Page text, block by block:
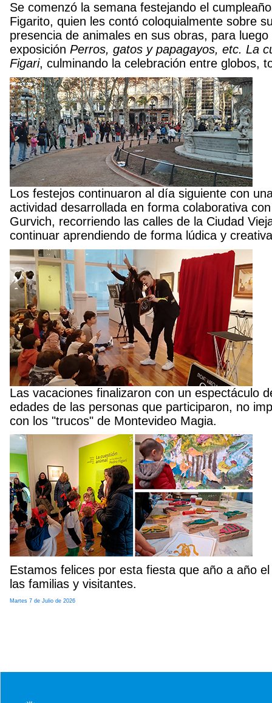
Se comenzó la semana festejando el
Figarito, quien les contó coloquialmente sobre
presencia de animales en sus obras, para
exposición Perros, gatos y papagayos, etc. La
Figari, culminando la celebración entre globos,
Los festejos continuaron al día siguiente con
actividad desarrollada en forma colaborativa
Gurvich, recorriendo las calles de la Ciudad
continuar aprendiendo de forma lúdica y
Las vacaciones finalizaron con un espectáculo
edades de las personas que participaron, no
con los "trucos" de Montevideo Magia.
Estamos felices por esta fiesta que año a año
las familias y visitantes.
Martes 7 de Julio de 2026